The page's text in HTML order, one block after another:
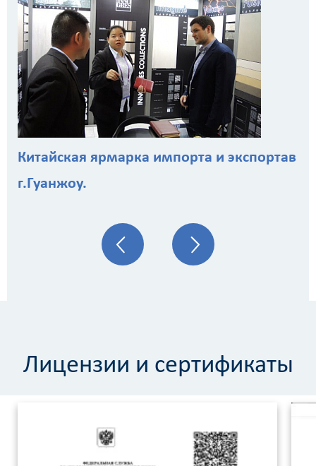
Китайская ярмарка импорта и экспортав
г.Гуанжоу.
Лицензии и сертификаты